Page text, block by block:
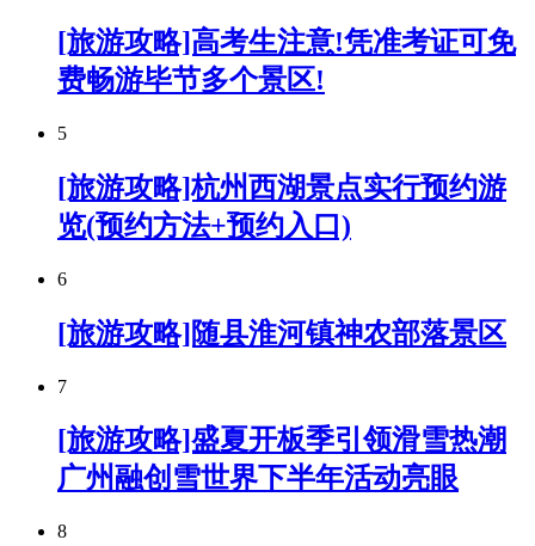
[旅游攻略]高考生注意!凭准考证可免
费畅游毕节多个景区!
5
[旅游攻略]杭州西湖景点实行预约游
览(预约方法+预约入口)
6
[旅游攻略]随县淮河镇神农部落景区
7
[旅游攻略]盛夏开板季引领滑雪热潮
广州融创雪世界下半年活动亮眼
8